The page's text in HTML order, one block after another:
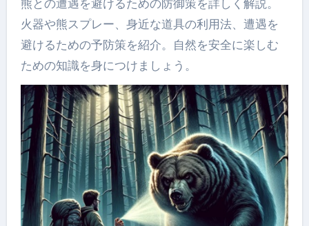
熊との遭遇を避けるための防御策を詳しく解説。
火器や熊スプレー、身近な道具の利用法、遭遇を
避けるための予防策を紹介。自然を安全に楽しむ
ための知識を身につけましょう。